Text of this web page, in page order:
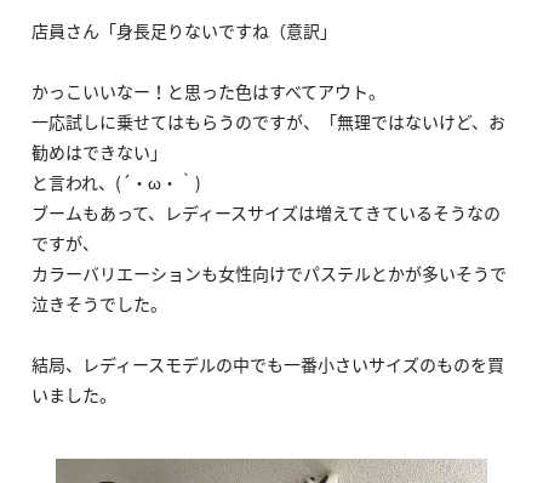
店員さん「身長足りないですね（意訳」
かっこいいなー！と思った色はすべてアウト。
一応試しに乗せてはもらうのですが、「無理ではないけど、お
勧めはできない」
と言われ、(´・ω・｀)
ブームもあって、レディースサイズは増えてきているそうなの
ですが、
カラーバリエーションも女性向けでパステルとかが多いそうで
泣きそうでした。
結局、レディースモデルの中でも一番小さいサイズのものを買
いました。